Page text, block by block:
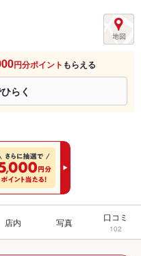
円分ポイント もらえる
らく
店内 写真 口コミ
102